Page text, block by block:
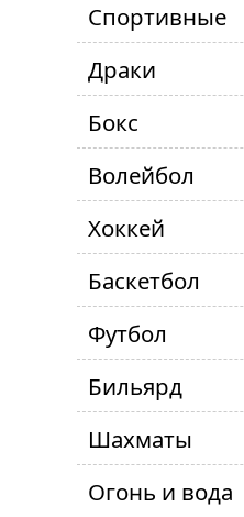
Спортивные
Драки
Бокс
Волейбол
Хоккей
Баскетбол
Футбол
Бильярд
Шахматы
Огонь и вода